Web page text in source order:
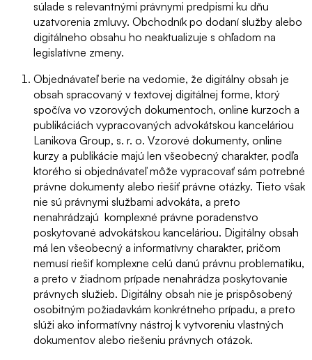
súlade s relevantnými právnymi predpismi ku dňu
uzatvorenia zmluvy. Obchodník po dodaní služby alebo
digitálneho obsahu ho neaktualizuje s ohľadom na
legislatívne zmeny.
Objednávateľ berie na vedomie, že digitálny obsah je
obsah spracovaný v textovej digitálnej forme, ktorý
spočíva vo vzorových dokumentoch, online kurzoch a
publikáciách vypracovaných advokátskou kanceláriou
Lanikova Group, s. r. o. Vzorové dokumenty, online
kurzy a publikácie majú len všeobecný charakter, podľa
ktorého si objednávateľ môže vypracovať sám potrebné
právne dokumenty alebo riešiť právne otázky. Tieto však
nie sú právnymi službami advokáta, a preto
nenahrádzajú komplexné právne poradenstvo
poskytované advokátskou kanceláriou. Digitálny obsah
má len všeobecný a informatívny charakter, pričom
nemusí riešiť komplexne celú danú právnu problematiku,
a preto v žiadnom prípade nenahrádza poskytovanie
právnych služieb. Digitálny obsah nie je prispôsobený
osobitným požiadavkám konkrétneho prípadu, a preto
slúži ako informatívny nástroj k vytvoreniu vlastných
dokumentov alebo riešeniu právnych otázok.